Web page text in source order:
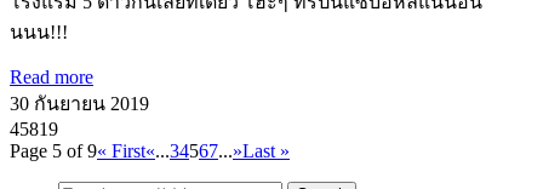
นนน!!!
Read more
30 กันยายน 2019
45819
Page 5 of 9« First«...34567...»Last »